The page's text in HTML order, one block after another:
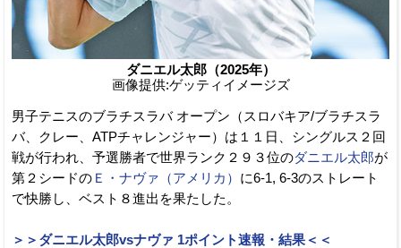
ダニエル太郎（2025年）
画像提供:ゲッティイメージズ
男子テニスのブラチスラバ オープン（スロバキア/ブラチスラ
バ、クレー、ATPチャレンジャー）は１１日、シングルス２回
戦が行われ、予選勝者で世界ランク２９３位のダニエル太郎が
第２シードの Ｅ・ナヴァ（アメリカ） に6-1, 6-3のストレート
で快勝し、ベスト８進出を果たした。
＞＞ダニエル太郎vsナヴァ 1ポイント速報・結果＜＜